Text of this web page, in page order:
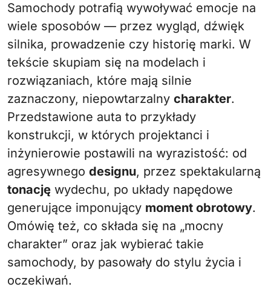
Samochody potrafią wywoływać emocje na
wiele sposobów — przez wygląd, dźwięk
silnika, prowadzenie czy historię marki. W
tekście skupiam się na modelach i
rozwiązaniach, które mają silnie
zaznaczony, niepowtarzalny charakter.
Przedstawione auta to przykłady
konstrukcji, w których projektanci i
inżynierowie postawili na wyrazistość: od
agresywnego designu, przez spektakularną
tonację wydechu, po układy napędowe
generujące imponujący moment obrotowy.
Omówię też, co składa się na „mocny
charakter” oraz jak wybierać takie
samochody, by pasowały do stylu życia i
oczekiwań.